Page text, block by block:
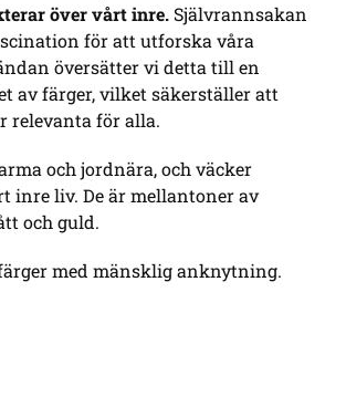
över vårt inre. Självrannsakan
för att utforska våra
översätter vi detta till en
av färger, vilket säkerställer att
relevanta för alla.
och jordnära, och väcker
inre liv. De är mellantoner av
och guld.
med mänsklig anknytning.